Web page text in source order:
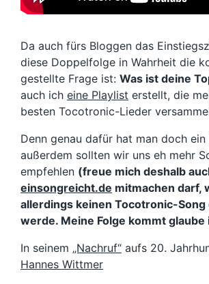
Da auch fürs Bloggen das
diese Doppelfolge in Wahrheit die
gestellte Frage ist: Was ist deine
auch ich eine Playlist erstellt, die
besten Tocotronic-Lieder
Denn genau dafür hat man doch ein
außerdem sollten wir uns eh mehr
empfehlen (freue mich deshalb
einsongreicht.de mitmachen darf,
allerdings keinen Tocotronic-Song
werde. Meine Folge kommt
In seinem „Nachruf“ aufs 20.
Hannes Wittmer